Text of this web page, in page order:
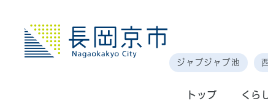
ジャブジャブ池
トップ くら